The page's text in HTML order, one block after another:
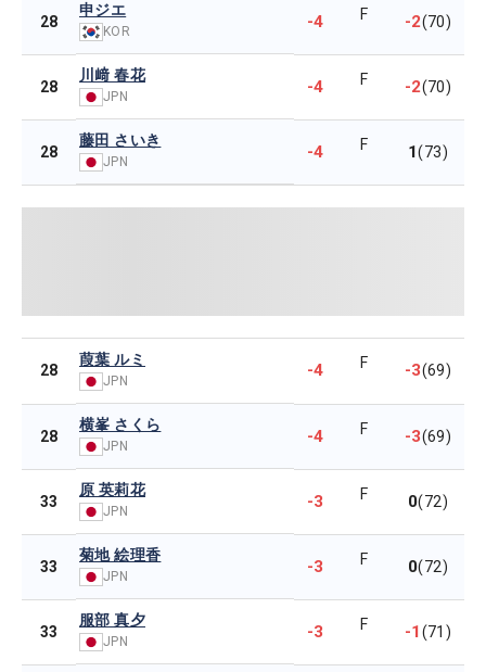
28
申ジエ
KOR -4 F -2(70)
28
川﨑 春花
JPN -4 F -2(70)
28
藤田 さいき
JPN -4 F 1(73)
28
葭葉 ルミ
JPN
-4 F -3(69)
28
横峯 さくら
JPN -4 F -3(69)
33
原 英莉花
JPN -3 F 0(72)
33
菊地 絵理香
JPN -3 F 0(72)
33
服部 真夕
JPN -3 F -1(71)